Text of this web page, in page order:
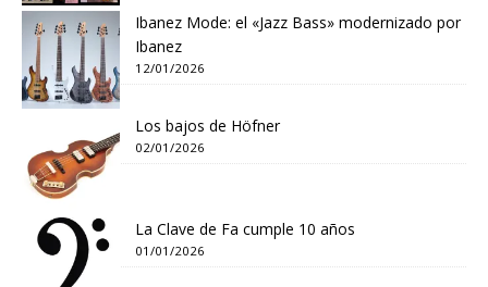
Ibanez Mode: el «Jazz Bass» modernizado por
Ibanez
12/01/2026
Los bajos de Höfner
02/01/2026
La Clave de Fa cumple 10 años
01/01/2026